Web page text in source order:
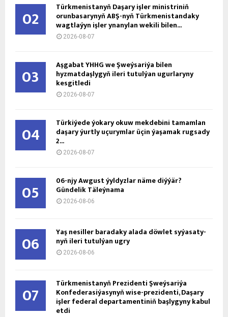
02 Türkmenistanyň Daşary işler ministriniň
orunbasarynyň ABŞ-nyň Türkmenistandaky
wagtlaýyn işler ynanylan wekili bilen...
2026-08-07
03 Aşgabat ÝHHG we Şweýsariýa bilen
hyzmatdaşlygyň ileri tutulýan ugurlaryny
kesgitledi
2026-08-07
04 Türkiýede ýokary okuw mekdebini tamamlan
daşary ýurtly uçurymlar üçin ýaşamak rugsady
2...
2026-08-07
05 06-njy Awgust ýyldyzlar näme diýýär?
Gündelik Täleýnama
2026-08-06
06 Ýaş ne­sil­ler ba­ra­da­ky ala­da döw­let sy­ýa­sa­ty­
nyň ile­ri tu­tul­ýan ug­ry
2026-08-06
07 Türkmenistanyň Prezidenti Şweýsariýa
Konfederasiýasynyň wise-prezidenti, Daşary
işler federal departamentiniň başlygyny kabul
etdi